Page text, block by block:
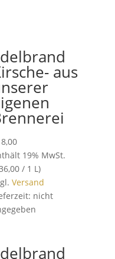
aus
19% MwSt.
/ 1 L)
Versand
nicht